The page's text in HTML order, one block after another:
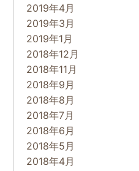
2019年4月
2019年3月
2019年1月
2018年12月
2018年11月
2018年9月
2018年8月
2018年7月
2018年6月
2018年5月
2018年4月